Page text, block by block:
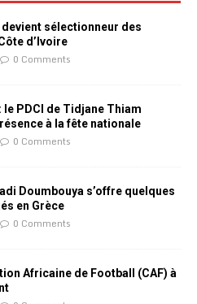
devient sélectionneur des
d’Ivoire
0 Comments
le PDCI de Tidjane Thiam
à la fête nationale
0 Comments
Doumbouya s’offre quelques
en Grèce
0 Comments
Africaine de Football (CAF) à